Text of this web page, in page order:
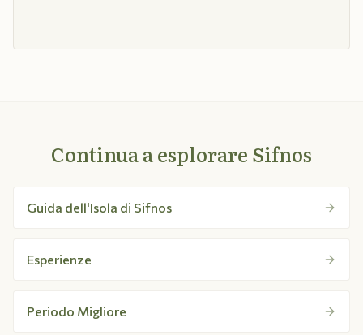
Continua a esplorare Sifnos
Guida dell'Isola di Sifnos
Esperienze
Periodo Migliore